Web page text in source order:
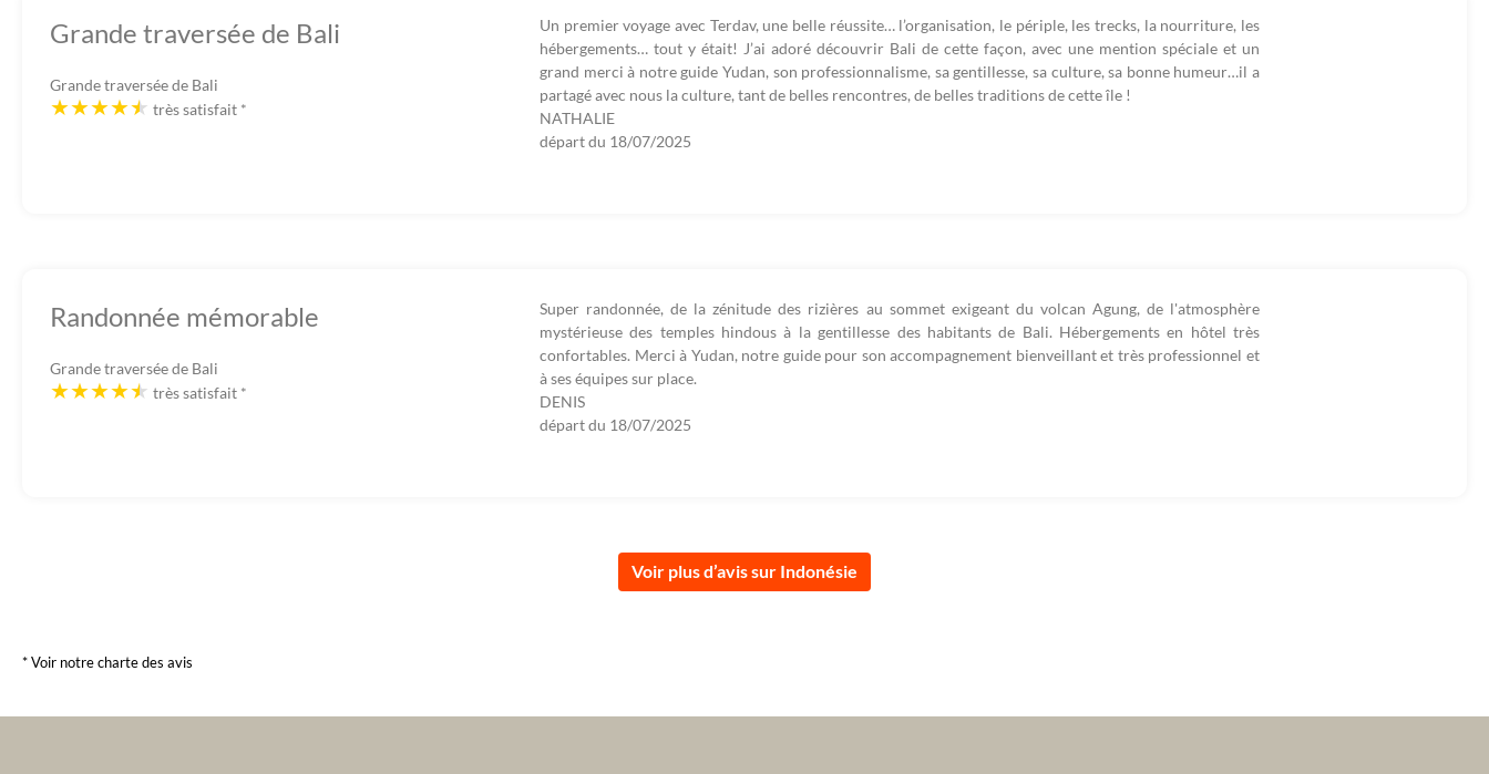
Grande traversée de Bali
Grande traversée de Bali
très satisfait *
Un premier voyage avec Terdav, une belle réussite… l’organisation, le périple, les trecks, la nourriture, les
hébergements… tout y était! J’ai adoré découvrir Bali de cette façon, avec une mention spéciale et un
grand merci à notre guide Yudan, son professionnalisme, sa gentillesse, sa culture, sa bonne humeur…il a
partagé avec nous la culture, tant de belles rencontres, de belles traditions de cette île !
NATHALIE
départ du 18/07/2025
Randonnée mémorable
Grande traversée de Bali
très satisfait *
Super randonnée, de la zénitude des rizières au sommet exigeant du volcan Agung, de l'atmosphère
mystérieuse des temples hindous à la gentillesse des habitants de Bali. Hébergements en hôtel très
confortables. Merci à Yudan, notre guide pour son accompagnement bienveillant et très professionnel et
à ses équipes sur place.
DENIS
départ du 18/07/2025
Voir plus d’avis sur Indonésie
* Voir notre charte des avis